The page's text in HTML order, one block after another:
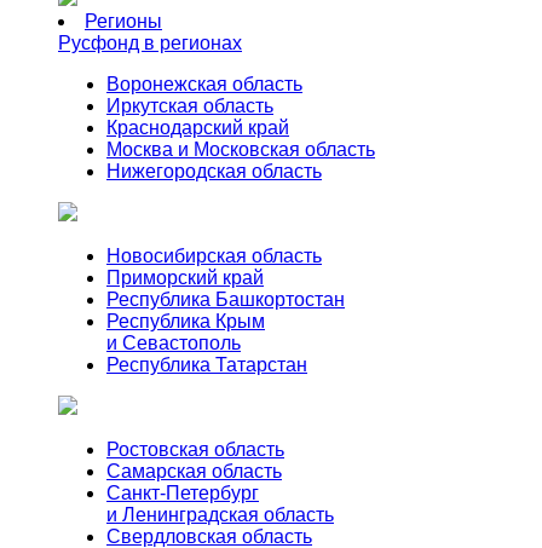
Регионы
Русфонд в регионах
Воронежская область
Иркутская область
Краснодарский край
Москва и Московская область
Нижегородская область
Новосибирская область
Приморский край
Республика Башкортостан
Республика Крым
и Севастополь
Республика Татарстан
Ростовская область
Самарская область
Санкт-Петербург
и Ленинградская область
Свердловская область